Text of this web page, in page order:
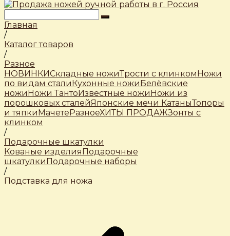
Главная
/
Каталог товаров
/
Разное
НОВИНКИСкладные ножиТрости c клинкомНожи
по видам сталиКухонные ножиБелёвские
ножиНожи ТантоИзвестные ножиНожи из
порошковых сталейЯпонские мечи КатаныТопоры
и тяпкиМачетеРазноеХИТЫ ПРОДАЖЗонты с
клинком
/
Подарочные шкатулки
Кованые изделияПодарочные
шкатулкиПодарочные наборы
/
Подставка для ножа